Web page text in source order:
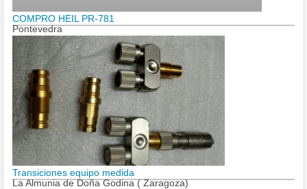
COMPRO HEIL PR-781
Pontevedra
Transiciones equipo medida
La Almunia de Doña Godina ( Zaragoza)